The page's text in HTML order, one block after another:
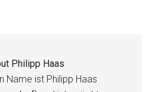
Philipp Haas
Name ist Philipp Haas